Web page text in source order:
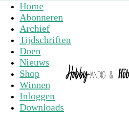
Home
Abonneren
Archief
Tijdschriften
Doen
Nieuws
Shop
Winnen
Inloggen
Downloads